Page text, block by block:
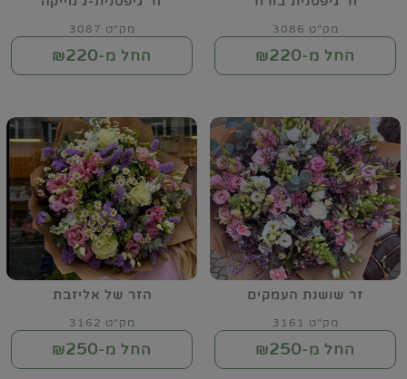
מק"ט 3086
החל מ-₪220
מק"ט 3087
החל מ-₪220
זר שושנת העמקים
מק"ט 3161
החל מ-₪250
הזר של אליזבת
מק"ט 3162
החל מ-₪250